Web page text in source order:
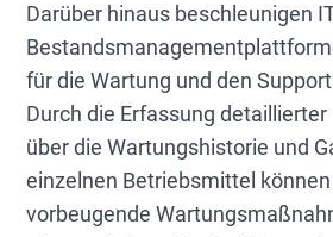
Darüber hinaus beschleunigen
für die Wartung und den
Durch die Erfassung
über die Wartungshistorie und
einzelnen Betriebsmittel
vorbeugende